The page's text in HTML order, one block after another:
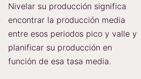
Nivelar su producción significa
encontrar la producción media
entre esos periodos pico y valle y
planificar su producción en
función de esa tasa media.